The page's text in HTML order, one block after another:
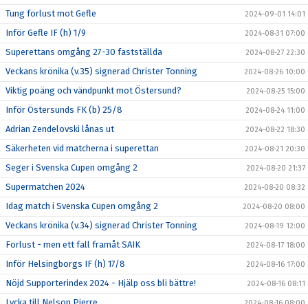
Tung förlust mot Gefle 2024-09-01 14:01
Inför Gefle IF (h) 1/9 2024-08-31 07:00
Superettans omgång 27-30 fastställda 2024-08-27 22:30
Veckans krönika (v.35) signerad Christer Tonning 2024-08-26 10:00
Viktig poäng och vändpunkt mot Östersund? 2024-08-25 15:00
Inför Östersunds FK (b) 25/8 2024-08-24 11:00
Adrian Zendelovski lånas ut 2024-08-22 18:30
Säkerheten vid matcherna i superettan 2024-08-21 20:30
Seger i Svenska Cupen omgång 2 2024-08-20 21:37
Supermatchen 2024 2024-08-20 08:32
Idag match i Svenska Cupen omgång 2 2024-08-20 08:00
Veckans krönika (v.34) signerad Christer Tonning 2024-08-19 12:00
Förlust - men ett fall framåt SAIK 2024-08-17 18:00
Inför Helsingborgs IF (h) 17/8 2024-08-16 17:00
Nöjd Supporterindex 2024 - Hjälp oss bli bättre! 2024-08-16 08:11